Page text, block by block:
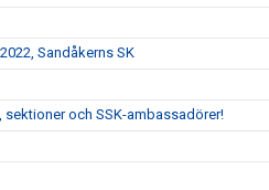
Sandåkerns SK
och SSK-ambassadörer!